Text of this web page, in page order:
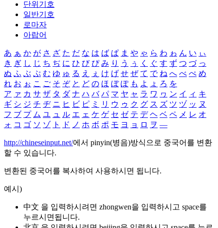
단위기호
일반기호
로마자
아랍어
あ ぁ か が さ ざ た だ な は ば ぱ ま や ゃ ら わ ゎ ん い ぃ
き ぎ し じ ち ぢ に ひ び ぴ み り う ぅ く ぐ す ず つ づ っ
ぬ ふ ぶ ぷ む ゆ ゅ る え ぇ け げ せ ぜ て で ね へ べ ぺ め
れ お ぉ こ ご そ ぞ と ど の ほ ぼ ぽ も よ ょ ろ を
ア ァ カ サ ザ タ ダ ナ ハ バ パ マ ヤ ャ ラ ワ ヮ ン イ ィ キ
ギ シ ジ チ ヂ ニ ヒ ビ ピ ミ リ ウ ゥ ク グ ス ズ ツ ヅ ッ ヌ
フ ブ プ ム ユ ュ ル エ ェ ケ ゲ セ ゼ テ デ ヘ ベ ペ メ レ オ
ォ コ ゴ ソ ゾ ト ド ノ ホ ボ ポ モ ヨ ョ ロ ヲ ―
http://chineseinput.net/에서 pinyin(병음)방식으로 중국어를 변환
할 수 있습니다.
변환된 중국어를 복사하여 사용하시면 됩니다.
예시)
中文 을 입력하시려면 zhongwen을 입력하시고 space를
누르시면됩니다.